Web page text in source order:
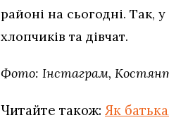
районі на сьогодні. Так,
хлопчиків та дівчат.
Фото: Інстаграм,
Читайте також: Як